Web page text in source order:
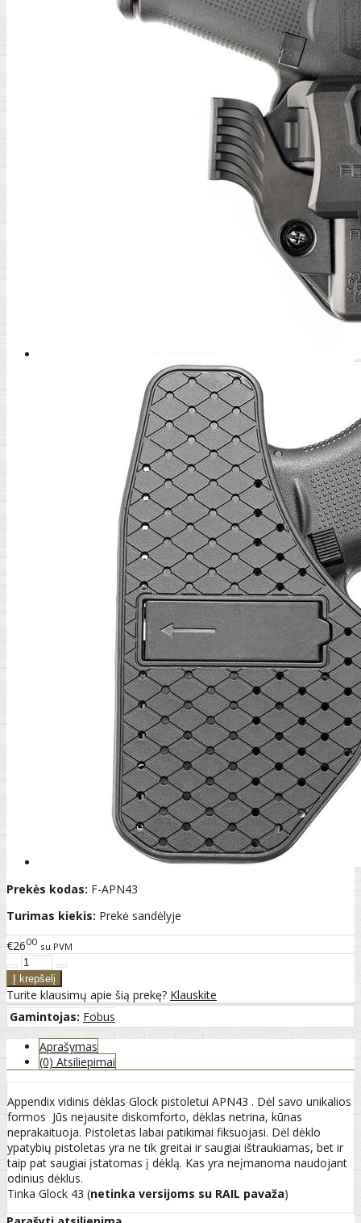
Prekės kodas: F-APN43
Turimas kiekis: Prekė sandėlyje
€2600 su PVM
Turite klausimų apie šią prekę? Klauskite
Gamintojas: Fobus
Aprašymas
(0) Atsiliepimai
Appendix vidinis dėklas Glock pistoletui APN43 . Dėl savo unikalios
formos Jūs nejausite diskomforto, dėklas netrina, kūnas
neprakaituoja. Pistoletas labai patikimai fiksuojasi. Dėl dėklo
ypatybių pistoletas yra ne tik greitai ir saugiai ištraukiamas, bet ir
taip pat saugiai įstatomas į dėklą. Kas yra neįmanoma naudojant
odinius dėklus.
Tinka Glock 43 (netinka versijoms su RAIL pavaža)